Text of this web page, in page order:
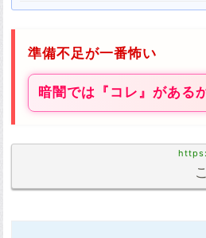
準備不足が一番怖い
暗闇では『コレ』がある